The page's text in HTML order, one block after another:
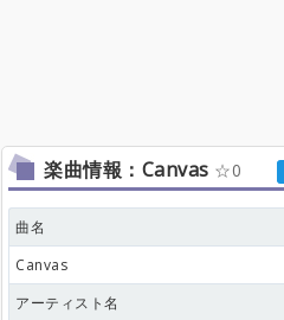
楽曲情報：Canvas 0
曲名
Canvas
アーティスト名